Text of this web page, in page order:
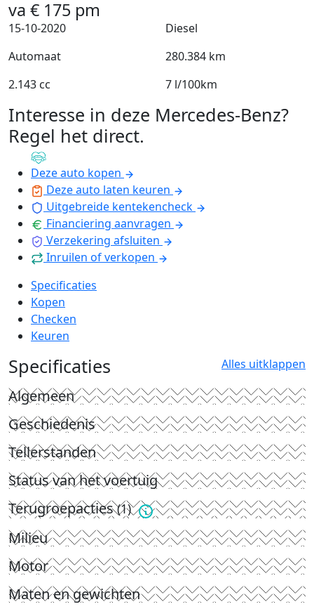
va € 175 pm
15-10-2020
Diesel
Automaat
280.384 km
2.143 cc
7 l/100km
Interesse in deze Mercedes-Benz?
Regel het direct.
Deze auto kopen
Deze auto laten keuren
Uitgebreide kentekencheck
Financiering aanvragen
Verzekering afsluiten
Inruilen of verkopen
Specificaties
Kopen
Checken
Keuren
Specificaties Alles uitklappen
Algemeen
Geschiedenis
Tellerstanden
Status van het voertuig
Terugroepacties(1)
Milieu
Motor
Maten en gewichten